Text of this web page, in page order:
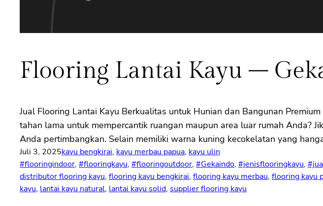
Flooring Lantai Kayu –
Jual Flooring Lantai Kayu Berkualitas untuk Hunian dan Bangunan
tahan lama untuk mempercantik ruangan maupun area luar rumah Anda?
Anda pertimbangkan. Selain memiliki warna kuning kecokelatan yang
Juli 3, 2025kayu bengkirai, kayu merbau papua, kayu ulin
#flooringindoor, #flooringkayu, #flooringoutdoor, #Gekaindo, #jenisflooringkayu,
distributor flooring kayu, flooring kayu bengkirai, flooring kayu merbau, flooring kayu
kayu, lantai kayu natural, lantai kayu solid, supplier flooring kayu